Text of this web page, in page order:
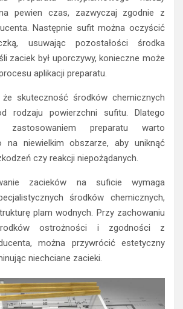
pewien czas, zazwyczaj zgodnie z
Następnie sufit można oczyścić
usuwając pozostałości środka
zaciek był uporczywy, konieczne może
aplikacji preparatu.
skuteczność środków chemicznych
rodzaju powierzchni sufitu. Dlatego
zastosowaniem preparatu warto
na niewielkim obszarze, aby uniknąć
czy reakcji niepożądanych.
zacieków na suficie wymaga
środków chemicznych,
plam wodnych. Przy zachowaniu
ostrożności i zgodności z
można przywrócić estetyczny
niechciane zacieki.